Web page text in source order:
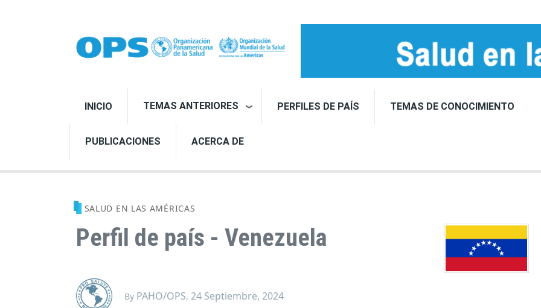
INICIO TEMAS ANTERIORES PERFILES DE PAÍS TEMAS DE CONOCIMIENTO
PUBLICACIONES ACERCA DE
SALUD EN LAS AMÉRICAS
Perfil de país - Venezuela
By PAHO/OPS, 24 Septiembre, 2024